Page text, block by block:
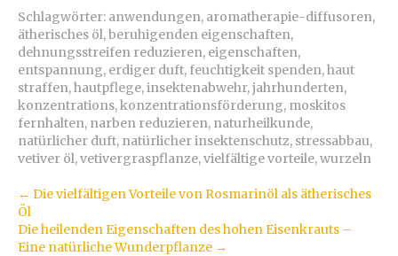
Schlagwörter: anwendungen, aromatherapie-diffusoren,
ätherisches öl,beruhigenden eigenschaften,
dehnungsstreifen reduzieren, eigenschaften,
entspannung, erdiger duft, feuchtigkeit spenden,haut
straffen,hautpflege,insektenabwehr,jahrhunderten,
konzentrations,konzentrationsförderung, moskitos
fernhalten, narben reduzieren, naturheilkunde,
natürlicher duft, natürlicher insektenschutz, stressabbau,
vetiver öl,vetivergraspflanze,vielfältige vorteile,wurzeln
Artikel-
Navigation
← Die vielfältigen Vorteile von Rosmarinöl als ätherisches
Öl
Die heilenden Eigenschaften des hohen Eisenkrauts –
Eine natürliche Wunderpflanze →